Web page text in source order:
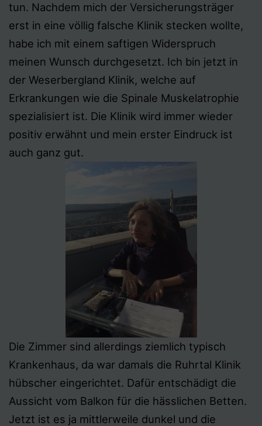
tun. Nachdem mich der Versicherungsträger
erst in eine völlig falsche Klinik stecken wollte,
habe ich mit einem saftigen Widerspruch
meinen Wunsch durchgesetzt. Ich bin jetzt in
der Weserbergland Klinik, welche auf
Erkrankungen wie die Spinale Muskelatrophie
spezialisiert ist. Die Klinik wird immer wieder
positiv erwähnt und mein erster Eindruck ist
auch ganz gut.
Die Zimmer sind allerdings ziemlich typisch
Krankenhaus, da war damals die Ruhrtal Klinik
hübscher eingerichtet. Dafür entschädigt die
Aussicht vom Balkon für die hässlichen Betten.
Jetzt ist es ja mittlerweile dunkel und die